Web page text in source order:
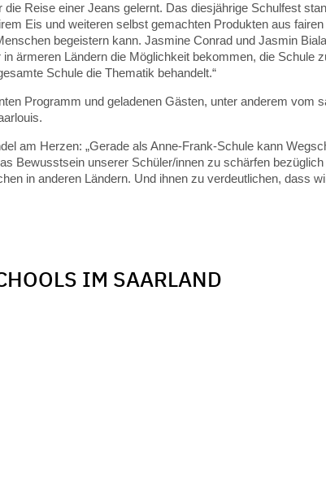
Reise einer Jeans gelernt. Das diesjährige Schulfest
Eis und weiteren selbst gemachten Produkten aus fairen
begeistern kann. Jasmine Conrad und Jasmin
ärmeren Ländern die Möglichkeit bekommen, die Schule
Schule die Thematik behandelt.“
Programm und geladenen Gästen, unter anderem vom
am Herzen: „Gerade als Anne-Frank-Schule kann
Bewusstsein unserer Schüler/innen zu schärfen bezüglich
in anderen Ländern. Und ihnen zu verdeutlichen, dass
IM SAARLAND